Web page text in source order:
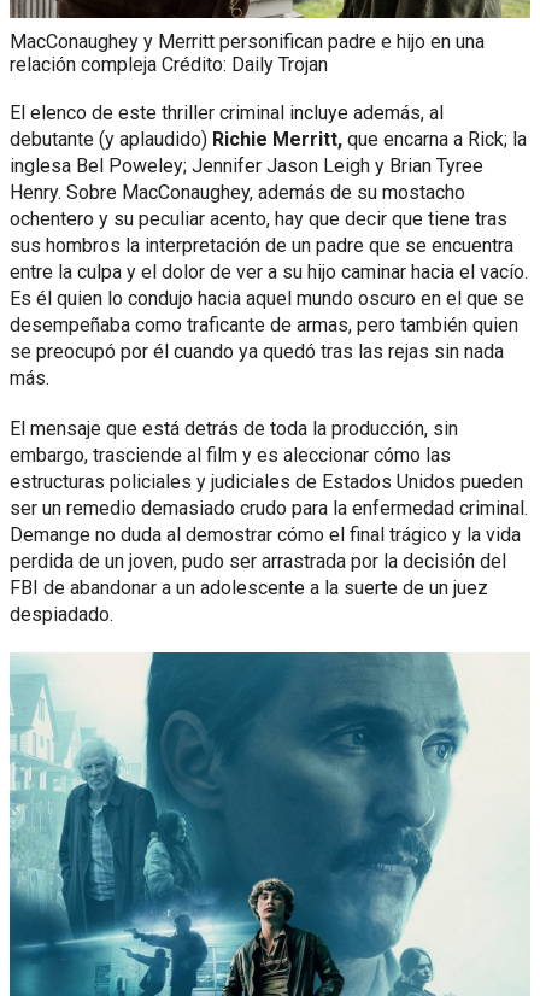
MacConaughey y Merritt personifican padre e hijo en una
relación compleja Crédito: Daily Trojan
El elenco de este thriller criminal incluye además, al
debutante (y aplaudido) Richie Merritt, que encarna a Rick; la
inglesa Bel Poweley; Jennifer Jason Leigh y Brian Tyree
Henry. Sobre MacConaughey, además de su mostacho
ochentero y su peculiar acento, hay que decir que tiene tras
sus hombros la interpretación de un padre que se encuentra
entre la culpa y el dolor de ver a su hijo caminar hacia el vacío.
Es él quien lo condujo hacia aquel mundo oscuro en el que se
desempeñaba como traficante de armas, pero también quien
se preocupó por él cuando ya quedó tras las rejas sin nada
más.
El mensaje que está detrás de toda la producción, sin
embargo, trasciende al film y es aleccionar cómo las
estructuras policiales y judiciales de Estados Unidos pueden
ser un remedio demasiado crudo para la enfermedad criminal.
Demange no duda al demostrar cómo el final trágico y la vida
perdida de un joven, pudo ser arrastrada por la decisión del
FBI de abandonar a un adolescente a la suerte de un juez
despiadado.